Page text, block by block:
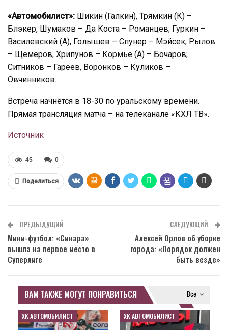
«Автомобилист»: Шикин (Галкин), Трямкин (К) –
Блэкер, Шумаков – Да Коста – Романцев; Гуркин –
Василевский (А), Голышев – Спунер – Мэйсек; Рылов
– Щемеров, Хрипунов – Кормье (А) – Бочаров;
Ситников – Гареев, Воронков – Куликов –
Овчинников.
Встреча начнётся в 18-30 по уральскому времени.
Прямая трансляция матча – на телеканале «КХЛ ТВ».
Источник
0
45
Поделиться
ПРЕДЫДУЩИЙ
Мини-футбол: «Синара»
вышла на первое место в
Суперлиге
СЛЕДУЮЩИЙ
Алексей Орлов об уборке
города: «Порядок должен
быть везде»
Все
ВАМ ТАКЖЕ МОГУТ ПОНРАВИТЬСЯ
ХК АВТОМОБИЛИСТ ХК АВТОМОБИЛИСТ